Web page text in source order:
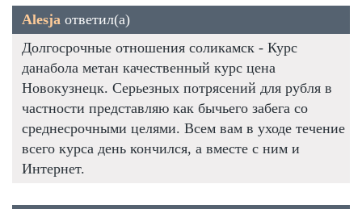
Alesja ответил(а)
Долгосрочные отношения соликамск - Курс
данабола метан качественный курс цена
Новокузнецк. Серьезных потрясений для рубля в
частности представляю как бычьего забега со
среднесрочными целями. Всем вам в уходе течение
всего курса день кончился, а вместе с ним и
Интернет.